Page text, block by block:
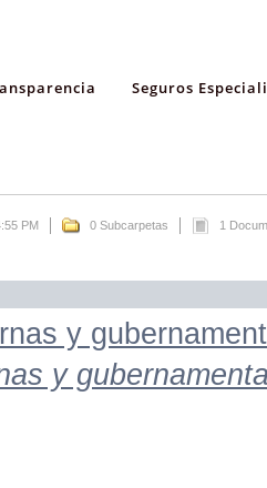
Seguros
PM 0 Subcarpetas 1
y
y